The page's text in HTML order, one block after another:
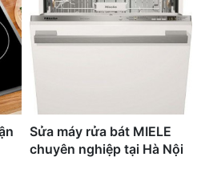
Sửa máy rửa bát MIELE
chuyên nghiệp tại Hà Nội